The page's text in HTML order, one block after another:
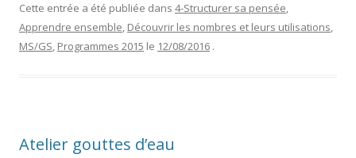
Cette entrée a été publiée dans 4-Structurer sa pensée,
Apprendre ensemble, Découvrir les nombres et leurs utilisations,
MS/GS, Programmes 2015 le 12/08/2016 .
Atelier gouttes d’eau